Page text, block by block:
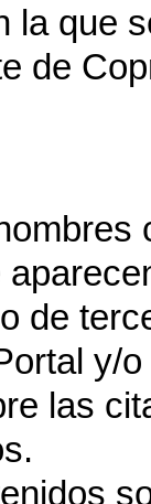
la que
de
de
y/
las